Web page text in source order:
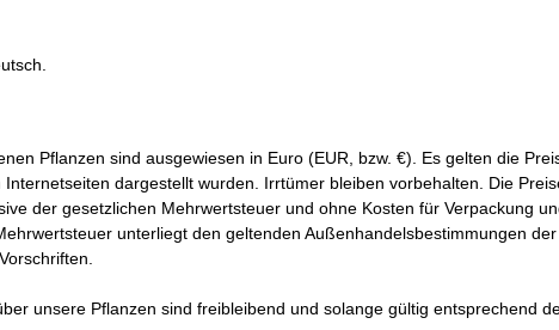
Pflanzen sind ausgewiesen in Euro (EUR, bzw. €). Es gelten die
Internetseiten dargestellt wurden. Irrtümer bleiben vorbehalten. Die
der gesetzlichen Mehrwertsteuer und ohne Kosten für Verpackung
unterliegt den geltenden Außenhandelsbestimmungen
unsere Pflanzen sind freibleibend und solange gültig entsprechend